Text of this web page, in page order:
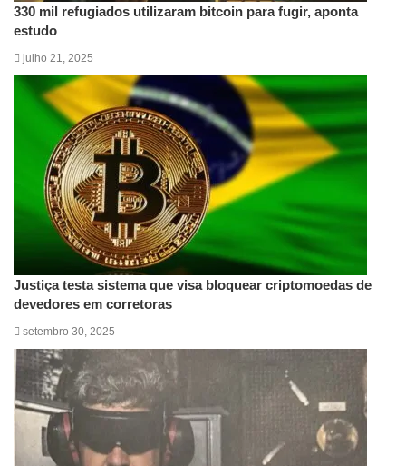
330 mil refugiados utilizaram bitcoin para fugir, aponta
estudo
julho 21, 2025
Justiça testa sistema que visa bloquear criptomoedas de
devedores em corretoras
setembro 30, 2025